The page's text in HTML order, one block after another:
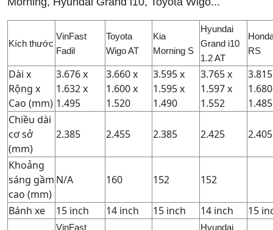
Kích thước
VinFast
Fadil
Toyota
Wigo AT
Kia
Morning S
Hyundai
Grand i10
1.2 AT
RS
Dài x
Rộng x
Cao (mm)
3.676 x
1.632 x
1.495
3.660 x
1.600 x
1.520
3.595 x
1.595 x
1.490
3.765 x
1.597 x
1.552
1.485
Chiều dài
cơ sở
(mm)
2.385 2.455 2.385 2.425 2.405
Khoảng
sáng gầm
cao (mm)
N/A 160 152 152
Bánh xe 15 inch 14 inch 15 inch 14 inch 15
VinFast Hyundai